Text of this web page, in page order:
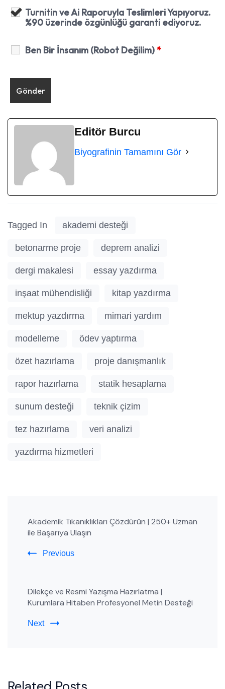
Turnitin ve Ai Raporuyla Teslimleri Yapıyoruz.
%90 üzerinde özgünlüğü garanti ediyoruz.
Ben Bir İnsanım (Robot Değilim)*
Editör Burcu
Biyografinin Tamamını Gör
Tagged In akademi desteği
betonarme proje deprem analizi
dergi makalesi essay yazdırma
inşaat mühendisliği kitap yazdırma
mektup yazdırma mimari yardım
modelleme ödev yaptırma
özet hazırlama proje danışmanlık
rapor hazırlama statik hesaplama
sunum desteği teknik çizim
tez hazırlama veri analizi
yazdırma hizmetleri
Navigation
Akademik Tıkanıklıkları Çözdürün | 250+ Uzman
ile Başarıya Ulaşın
Previous
Dilekçe ve Resmi Yazışma Hazırlatma |
Kurumlara Hitaben Profesyonel Metin Desteği
Next